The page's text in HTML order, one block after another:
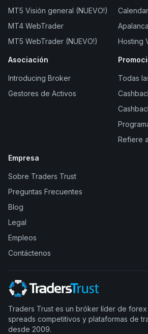
MT5 Visión general (NUEVO!)
MT4 WebTrader
MT5 WebTrader (NUEVO!)
Hosting
Asociación
Introducing Broker
Gestores de Activos
Todas
Refiere
Empresa
Sobre Traders Trust
Preguntas Frecuentes
Blog
Legal
Empleos
Contáctenos
Traders Trust es un bróker líder de
spreads competitivos y plataformas de
desde 2009.